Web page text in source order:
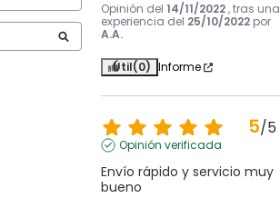
Opinión del 14/11/2022 , tras una
experiencia del 25/10/2022 por
A.A.
Útil(0) Informe
5/5
Opinión verificada
Envío rápido y servicio muy
bueno